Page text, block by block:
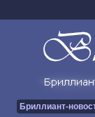
Бриллиант-